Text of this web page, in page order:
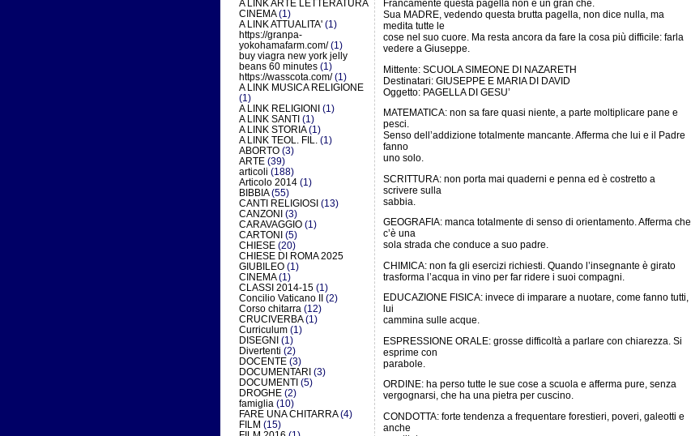
A LINK ARTE LETTERATURA
CINEMA(1)
A LINK ATTUALITA' (1)
https://granpa-
yokohamafarm.com/(1)
buy viagra new york jelly
beans 60 minutes (1)
https://wasscota.com/(1)
A LINK MUSICA RELIGIONE
(1)
A LINK RELIGIONI (1)
A LINK SANTI (1)
A LINK STORIA(1)
A LINK TEOL. FIL. (1)
ABORTO (3)
ARTE (39)
articoli (188)
Articolo 2014 (1)
BIBBIA(55)
CANTI RELIGIOSI (13)
CANZONI (3)
CARAVAGGIO (1)
CARTONI (5)
CHIESE (20)
CHIESE DI ROMA 2025
GIUBILEO (1)
CINEMA(1)
CLASSI 2014-15 (1)
Concilio Vaticano II
(2)
Corso chitarra (12)
CRUCIVERBA(1)
Curriculum (1)
DISEGNI (1)
Divertenti (2)
DOCENTE (3)
DOCUMENTARI (3)
DOCUMENTI (5)
DROGHE (2)
famiglia (10)
FARE UNA CHITARRA(4)
FILM (15)
Francamente questa pagella non è un gran che.
Sua MADRE, vedendo questa brutta pagella, non dice nulla, ma
medita tutte le
cose nel suo cuore. Ma resta ancora da fare la cosa più difficile: farla
vedere a Giuseppe.
Mittente: SCUOLA SIMEONE DI NAZARETH
Destinatari: GIUSEPPE E MARIA DI DAVID
Oggetto: PAGELLA DI GESU’
MATEMATICA: non sa fare quasi niente, a parte moltiplicare pane e
pesci.
Senso dell’addizione totalmente mancante. Afferma che lui e il Padre
fanno
uno solo.
SCRITTURA: non porta mai quaderni e penna ed è costretto a
scrivere sulla
sabbia.
GEOGRAFIA: manca totalmente di senso di orientamento. Afferma che
c’è una
sola strada che conduce a suo padre.
CHIMICA: non fa gli esercizi richiesti. Quando l’insegnante è girato
trasforma l’acqua in vino per far ridere i suoi compagni.
EDUCAZIONE FISICA: invece di imparare a nuotare, come fanno tutti,
lui
cammina sulle acque.
ESPRESSIONE ORALE: grosse difficoltà a parlare con chiarezza. Si
esprime con
parabole.
ORDINE: ha perso tutte le sue cose a scuola e afferma pure, senza
vergognarsi, che ha una pietra per cuscino.
CONDOTTA: forte tendenza a frequentare forestieri, poveri, galeotti e
anche